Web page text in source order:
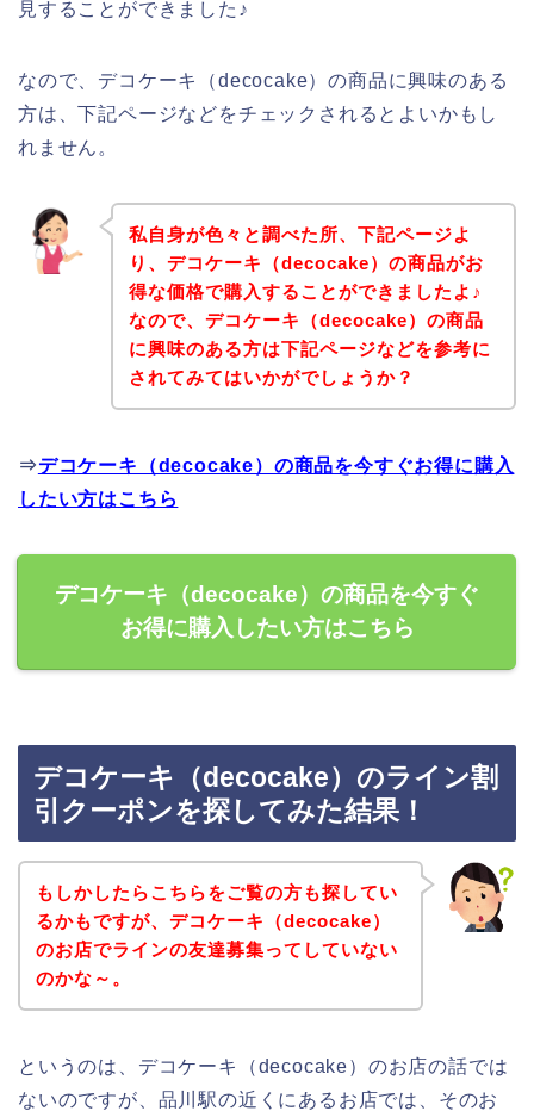
見することができました♪
なので、デコケーキ（decocake）の商品に興味のある
方は、下記ページなどをチェックされるとよいかもし
れません。
私自身が色々と調べた所、下記ページよ
り、デコケーキ（decocake）の商品がお
得な価格で購入することができましたよ♪
なので、デコケーキ（decocake）の商品
に興味のある方は下記ページなどを参考に
されてみてはいかがでしょうか？
⇒デコケーキ（decocake）の商品を今すぐお得に購入
したい方はこちら
デコケーキ（decocake）の商品を今すぐ
お得に購入したい方はこちら
デコケーキ（decocake）のライン割
引クーポンを探してみた結果！
もしかしたらこちらをご覧の方も探してい
るかもですが、デコケーキ（decocake）
のお店でラインの友達募集ってしていない
のかな～。
というのは、デコケーキ（decocake）のお店の話では
ないのですが、品川駅の近くにあるお店では、そのお